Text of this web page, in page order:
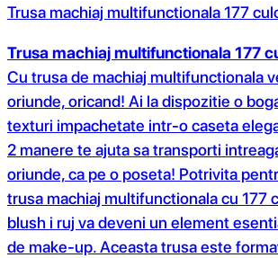
Trusa machiaj multifunctionala 177
Trusa machiaj multifunctionala 177
Cu trusa de machiaj multifunctionala
oriunde, oricand! Ai la dispozitie o
texturi impachetate intr-o caseta
2 manere te ajuta sa transporti
oriunde, ca pe o poseta! Potrivita
trusa machiaj multifunctionala cu 177
blush i ruj va deveni un element
de make-up. Aceasta trusa este